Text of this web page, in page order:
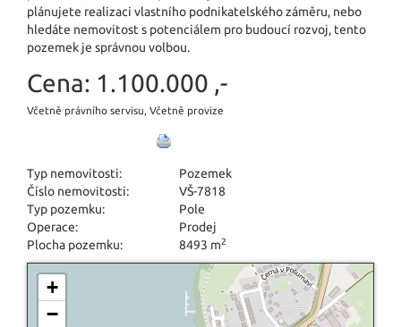
plánujete realizaci vlastního podnikatelského záměru, nebo
hledáte nemovitost s potenciálem pro budoucí rozvoj, tento
pozemek je správnou volbou.
Cena: 1.100.000 ,-
Včetně právního servisu, Včetně provize
Typ nemovitosti:
Pozemek
Číslo nemovitosti:
VŠ-7818
Typ pozemku:
Pole
Operace:
Prodej
Plocha pozemku:
8493 m2
+
−